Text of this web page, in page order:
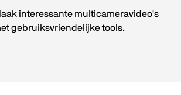
interessante multicameravideo's
gebruiksvriendelijke tools.